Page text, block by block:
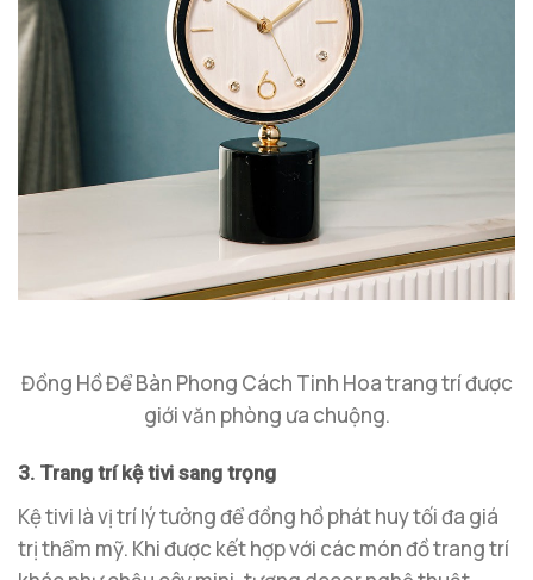
Đồng Hồ Để Bàn Phong Cách Tinh Hoa trang trí được
giới văn phòng ưa chuộng.
3. Trang trí kệ tivi sang trọng
Kệ tivi là vị trí lý tưởng để đồng hồ phát huy tối đa giá
trị thẩm mỹ. Khi được kết hợp với các món đồ trang trí